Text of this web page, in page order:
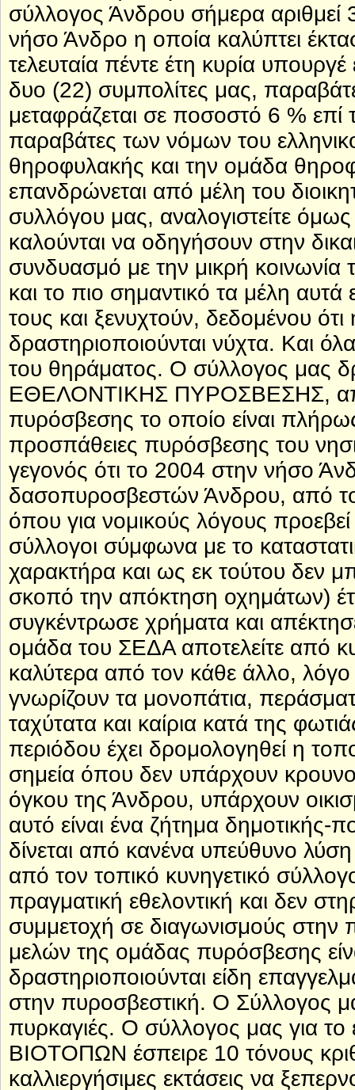
σύλλογος Άνδρου σήμερα αριθμεί
νήσο Άνδρο η οποία καλύπτει
τελευταία πέντε έτη κυρία
δυο (22) συμπολίτες μας,
μεταφράζεται σε ποσοστό 6 % επί
παραβάτες των νόμων του
θηροφυλακής και την ομάδα
επανδρώνεται από μέλη του
συλλόγου μας, αναλογιστείτε
καλούνται να οδηγήσουν στην
συνδυασμό με την μικρή κοινωνία
και το πιο σημαντικό τα μέλη αυτά
τους και ξενυχτούν, δεδομένου
δραστηριοποιούνται νύχτα. Και
του θηράματος. Ο σύλλογος μας
ΕΘΕΛΟΝΤΙΚΗΣ ΠΥΡΟΣΒΕΣΗΣ, από
πυρόσβεσης το οποίο είναι
προσπάθειες πυρόσβεσης του
γεγονός ότι το 2004 στην νήσο
δασοπυροσβεστών Άνδρου, από
όπου για νομικούς λόγους προεβεί
σύλλογοι σύμφωνα με το
χαρακτήρα και ως εκ τούτου δεν
σκοπό την απόκτηση οχημάτων)
συγκέντρωσε χρήματα και
ομάδα του ΣΕΔΑ αποτελείτε από
καλύτερα από τον κάθε άλλο, λόγο
γνωρίζουν τα μονοπάτια,
ταχύτατα και καίρια κατά της
περιόδου έχει δρομολογηθεί η
σημεία όπου δεν υπάρχουν
όγκου της Άνδρου, υπάρχουν
αυτό είναι ένα ζήτημα δημοτικής-
δίνεται από κανένα υπεύθυνο
από τον τοπικό κυνηγετικό
πραγματική εθελοντική και δεν
συμμετοχή σε διαγωνισμούς στην
μελών της ομάδας πυρόσβεσης
δραστηριοποιούνται είδη
στην πυροσβεστική. Ο Σύλλογος
πυρκαγιές. Ο σύλλογος μας για
ΒΙΟΤΟΠΩΝ έσπειρε 10 τόνους
καλλιεργήσιμες εκτάσεις να